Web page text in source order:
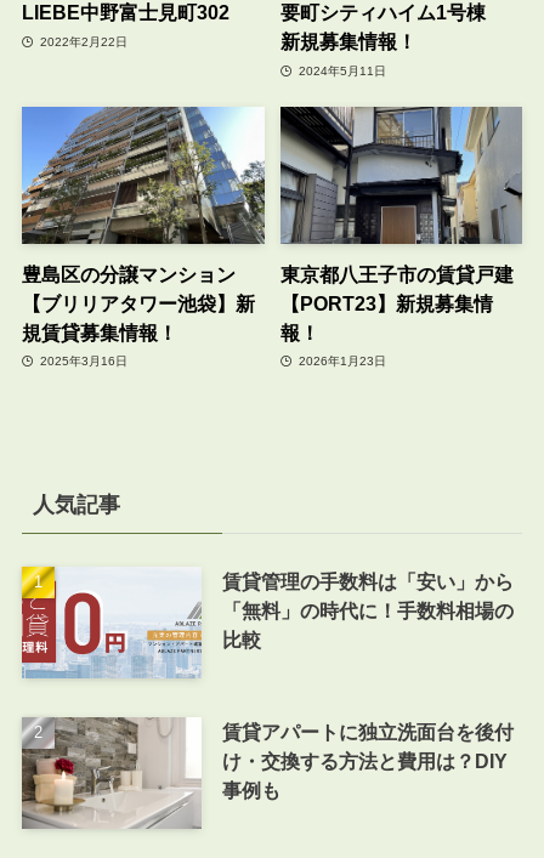
LIEBE中野富士見町302
2022年2月22日
要町シティハイム1号棟
新規募集情報！
2024年5月11日
豊島区の分譲マンション
【ブリリアタワー池袋】新
規賃貸募集情報！
2025年3月16日
東京都八王子市の賃貸戸建
【PORT23】新規募集情
報！
2026年1月23日
人気記事
賃貸管理の手数料は「安い」から
「無料」の時代に！手数料相場の
比較
賃貸アパートに独立洗面台を後付
け・交換する方法と費用は？DIY
事例も